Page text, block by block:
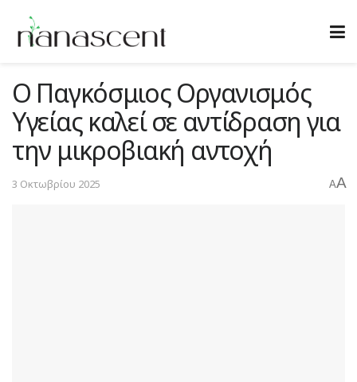
Ο Παγκόσμιος Οργανισμός
Υγείας καλεί σε αντίδραση για
την μικροβιακή αντοχή
3 Οκτωβρίου 2025 AA